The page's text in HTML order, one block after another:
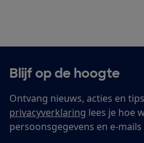
Blijf op de hoogte
Ontvang nieuws, acties en
privacyverklaring lees je hoe
persoonsgegevens en e-